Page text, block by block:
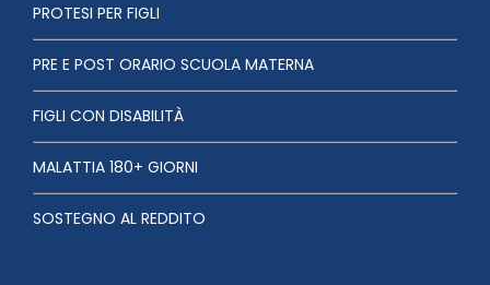
PROTESI PER FIGLI
PRE E POST ORARIO SCUOLA MATERNA
FIGLI CON DISABILITÀ
MALATTIA 180+ GIORNI
SOSTEGNO AL REDDITO